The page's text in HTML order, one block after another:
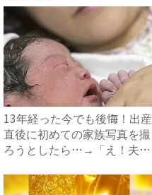
13年経った今でも後悔！出産
直後に初めての家族写真を撮
ろうとしたら…→「え！夫